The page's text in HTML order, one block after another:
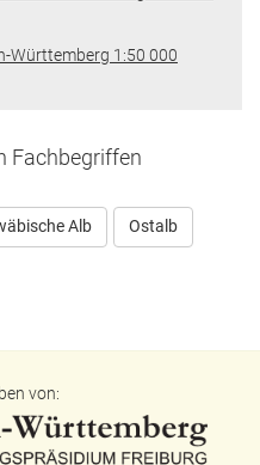
Württemberg 1:50 000
Fachbegriffen
Alb Ostalb
von: